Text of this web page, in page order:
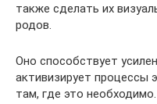
также сделать их
родов.
Оно способствует
активизирует процессы
там, где это необходимо.